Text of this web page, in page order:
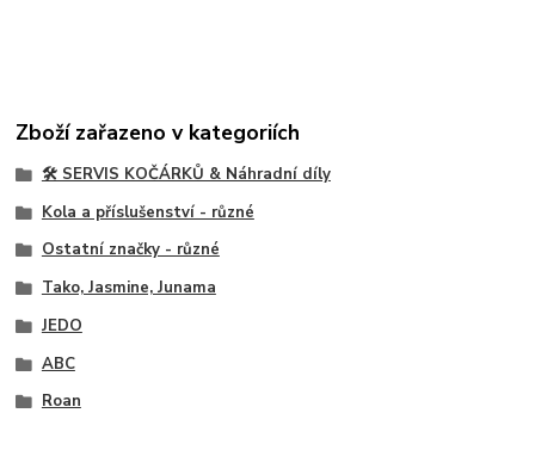
Zboží zařazeno v kategoriích
🛠️ SERVIS KOČÁRKŮ & Náhradní díly
Kola a příslušenství - různé
Ostatní značky - různé
Tako, Jasmine, Junama
JEDO
ABC
Roan